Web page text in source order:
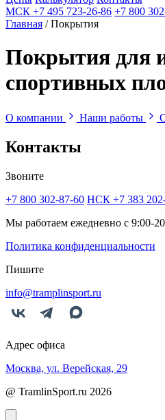
МСК +7 495 723-26-86 +7 800
Главная / Покрытия
Покрытия для
спортивных
О компании Наши работы
Контакты
Звоните
+7 800 302-87-60 НСК +7 383
Мы работаем ежедневно с 9:00-
Политика конфиденциальности
Пишите
info@tramplinsport.ru
Адрес офиса
Москва, ул. Верейская, 29
@ TramlinSport.ru 2026